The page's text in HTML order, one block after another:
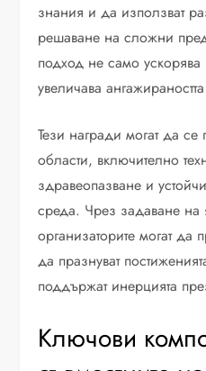
знания и да използват
решаване на сложни
подход не само
увеличава
Тези награди могат да се
области, включително
здравеопазване и
среда. Чрез задаване на
организаторите могат да
да празнуват
поддържат инерцията
Ключови